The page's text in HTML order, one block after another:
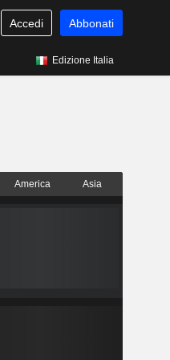
Accedi Abbonati
Edizione Italia
America Asia